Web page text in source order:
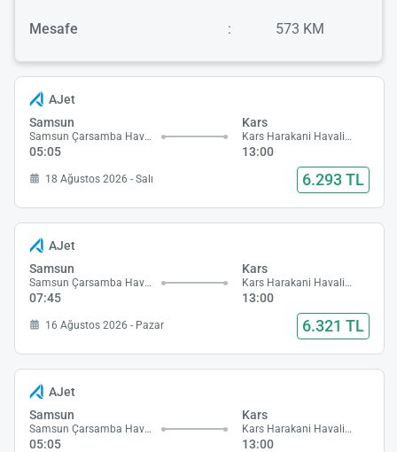
Mesafe : 573 KM
AJet
Samsun
Samsun Çarsamba Havalimanı
05:05
Kars
Kars Harakani Havalimanı
13:00
18 Ağustos 2026 - Salı 6.293 TL
AJet
Samsun
Samsun Çarsamba Havalimanı
07:45
Kars
Kars Harakani Havalimanı
13:00
16 Ağustos 2026 - Pazar 6.321 TL
AJet
Samsun
Samsun Çarsamba Havalimanı
05:05
Kars
Kars Harakani Havalimanı
13:00